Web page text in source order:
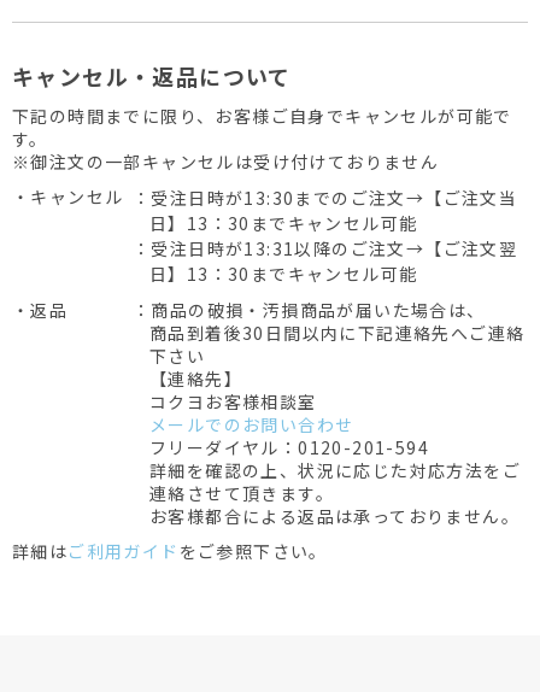
キャンセル・返品について
下記の時間までに限り、お客様ご自身でキャンセルが可能で
す。
※御注文の一部キャンセルは受け付けておりません
・キャンセル
：受注日時が13:30までのご注文→【ご注文当
日】13：30までキャンセル可能
：受注日時が13:31以降のご注文→【ご注文翌
日】13：30までキャンセル可能
・返品
：商品の破損・汚損商品が届いた場合は、
商品到着後30日間以内に下記連絡先へご連絡
下さい
【連絡先】
コクヨお客様相談室
メールでのお問い合わせ
フリーダイヤル：0120-201-594
詳細を確認の上、状況に応じた対応方法をご
連絡させて頂きます。
お客様都合による返品は承っておりません。
詳細はご利用ガイド をご参照下さい。